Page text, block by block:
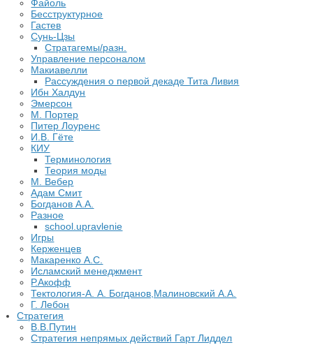
Файоль
Бесструктурное
Гастев
Сунь-Цзы
Стратагемы/разн.
Управление персоналом
Макиавелли
Рассуждения о первой декаде Тита Ливия
Ибн Халдун
Эмерсон
М. Портер
Питер Лоуренс
И.В. Гёте
КИУ
Терминология
Теория моды
М. Вебер
Адам Смит
Богданов А.А.
Разное
school.upravlenie
Игры
Керженцев
Макаренко А.С.
Исламский менеджмент
Р.Акофф
Тектология-А. А. Богданов,Малиновский А.А.
​Г. Лебон
Стратегия
В.В.Путин
​Стратегия непрямых действий Гарт Лиддел